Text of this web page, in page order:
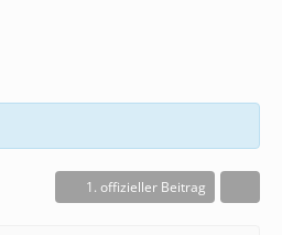
1. offizieller Beitrag